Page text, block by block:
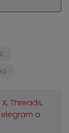
X, Threads,
o